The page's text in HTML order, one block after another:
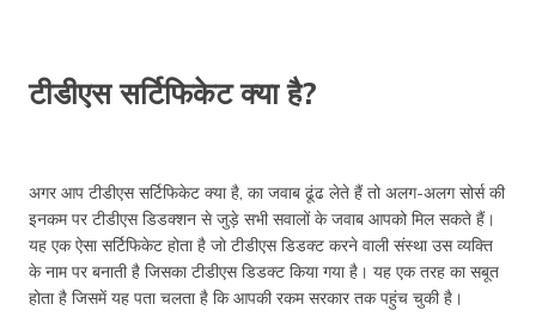
टीडीएस सर्टिफिकेट क्या है?
अगर आप टीडीएस सर्टिफिकेट क्या है, का जवाब ढूंढ लेते हैं तो अलग-अलग सोर्स की
इनकम पर टीडीएस डिडक्शन से जुड़े सभी सवालों के जवाब आपको मिल सकते हैं।
यह एक ऐसा सर्टिफिकेट होता है जो टीडीएस डिडक्ट करने वाली संस्था उस व्यक्ति
के नाम पर बनाती है जिसका टीडीएस डिडक्ट किया गया है। यह एक तरह का सबूत
होता है जिसमें यह पता चलता है कि आपकी रकम सरकार तक पहुंच चुकी है।